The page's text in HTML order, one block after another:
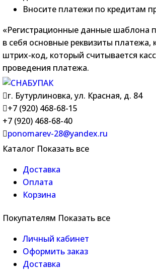
Вносите платежи по кредитам
«Регистрационные данные шаблона
в себя основные реквизиты платежа,
штрих-код, который считывается
проведения платежа.
г. Бутурлиновка, ул. Красная, д. 84
+7 (920) 468-68-15
+7 (920) 468-68-40
ponomarev-28@yandex.ru
Каталог Показать все
Доставка
Оплата
Корзина
Покупателям Показать все
Личный кабинет
Оформить заказ
Доставка